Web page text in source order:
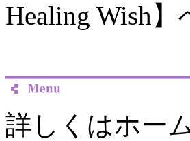
Healing Wish
詳しくはホー